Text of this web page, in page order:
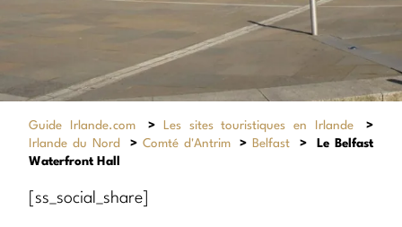
Guide Irlande.com > Les sites touristiques en Irlande
>
Irlande du Nord
> Comté d'Antrim > Belfast >
Le Belfast
Waterfront Hall
[ss_social_share]